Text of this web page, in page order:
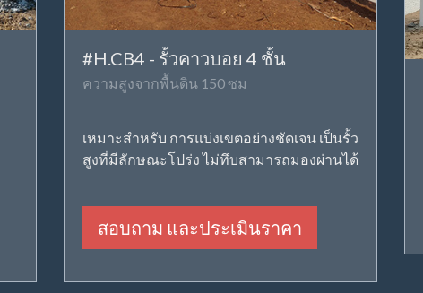
#H.CB4 - รั้วคาวบอย 4 ชั้น
ความสูงจากพื้นดิน 150 ซม
เหมาะสำหรับ การแบ่งเขตอย่างชัดเจน เป็นรั้ว
สูงที่มีลักษณะโปร่ง ไม่ทึบสามารถมองผ่านได้
สอบถาม และประเมินราคา